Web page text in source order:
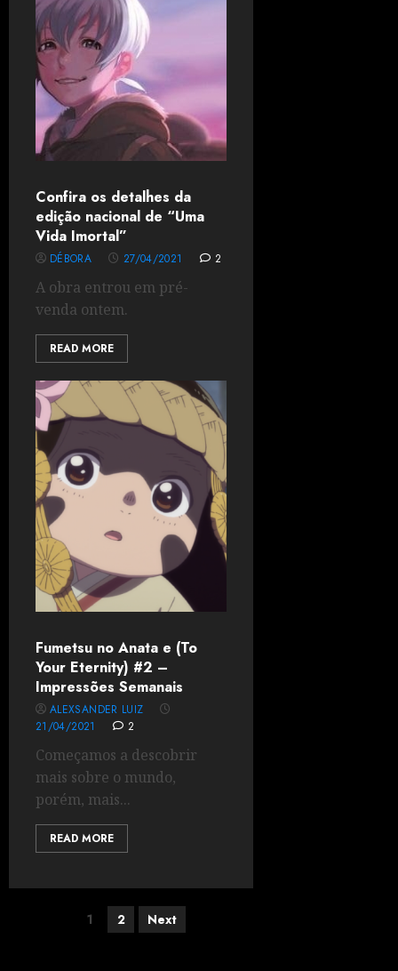
Confira os detalhes da
edição nacional de “Uma
Vida Imortal”
DÉBORA 27/04/2021 2
A obra entrou em pré-
venda ontem.
READ MORE
Fumetsu no Anata e (To
Your Eternity) #2 –
Impressões Semanais
ALEXSANDER LUIZ
21/04/2021
2
Começamos a descobrir
mais sobre o mundo,
porém, mais...
READ MORE
1 2 Next